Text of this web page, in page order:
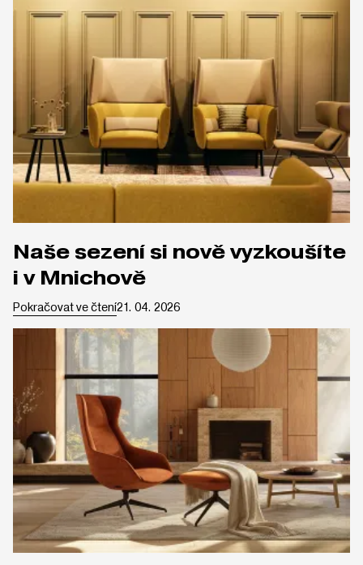
Naše sezení si nově vyzkoušíte
i v Mnichově
Pokračovat ve čtení21. 04. 2026